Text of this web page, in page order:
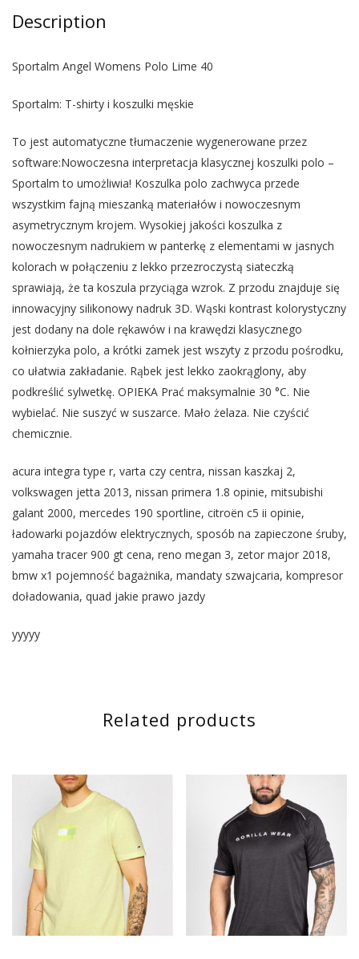
Description
Sportalm Angel Womens Polo Lime 40
Sportalm: T-shirty i koszulki męskie
To jest automatyczne tłumaczenie wygenerowane przez
software:Nowoczesna interpretacja klasycznej koszulki polo –
Sportalm to umożliwia! Koszulka polo zachwyca przede
wszystkim fajną mieszanką materiałów i nowoczesnym
asymetrycznym krojem. Wysokiej jakości koszulka z
nowoczesnym nadrukiem w panterkę z elementami w jasnych
kolorach w połączeniu z lekko przezroczystą siateczką
sprawiają, że ta koszula przyciąga wzrok. Z przodu znajduje się
innowacyjny silikonowy nadruk 3D. Wąski kontrast kolorystyczny
jest dodany na dole rękawów i na krawędzi klasycznego
kołnierzyka polo, a krótki zamek jest wszyty z przodu pośrodku,
co ułatwia zakładanie. Rąbek jest lekko zaokrąglony, aby
podkreślić sylwetkę. OPIEKA Prać maksymalnie 30 °C. Nie
wybielać. Nie suszyć w suszarce. Mało żelaza. Nie czyścić
chemicznie.
acura integra type r, varta czy centra, nissan kaszkaj 2,
volkswagen jetta 2013, nissan primera 1.8 opinie, mitsubishi
galant 2000, mercedes 190 sportline, citroën c5 ii opinie,
ładowarki pojazdów elektrycznych, sposób na zapieczone śruby,
yamaha tracer 900 gt cena, reno megan 3, zetor major 2018,
bmw x1 pojemność bagażnika, mandaty szwajcaria, kompresor
doładowania, quad jakie prawo jazdy
yyyyy
Related products